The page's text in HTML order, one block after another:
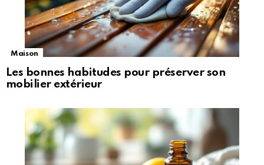
Maison
Les bonnes habitudes pour préserver son
mobilier extérieur